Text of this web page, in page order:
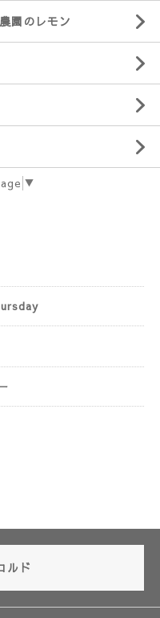
園のレモン
▼
ルド